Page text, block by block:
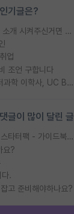
기글은?
컨택이후 랩매니저, PhD학생들 소개 시켜주신거면 거의 컨펌에 가깝나요?
업
조언 구합니다
Korea University 수학, 컴퓨터과학 이학사, UC Berkeley 산업공학 대학원 공학박사가 되는 것은 쉽지 않겠죠?
글이 많이 달린 글
[무료] 2026 미국 대학원 유학 스타터팩 - 가이드북 & 합격자 컨택메일 템플릿
요?
.
고 준비해야하나요?